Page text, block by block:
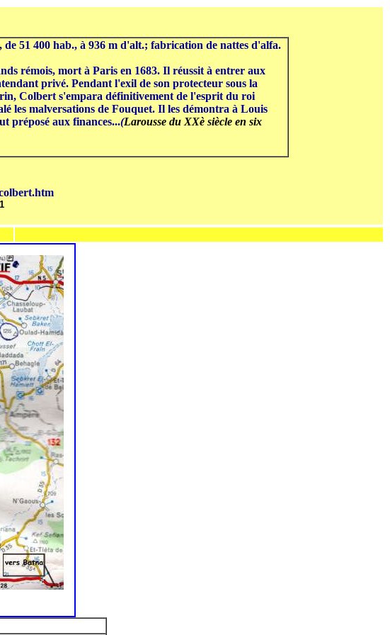
51 400 hab., à 936 m d'alt.; fabrication de nattes d'alfa.
rémois, mort à Paris en 1683. Il réussit à entrer aux
privé. Pendant l'exil de son protecteur sous la
Colbert s'empara définitivement de l'esprit du roi
les malversations de Fouquet. Il les démontra à Louis
préposé aux finances...(Larousse du XXè siècle en six